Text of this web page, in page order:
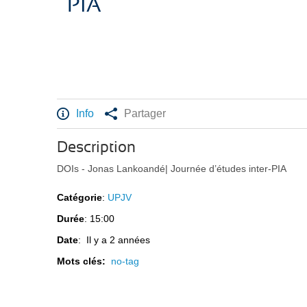
PIA
Info Partager
Description
DOIs - Jonas Lankoandé| Journée d’études inter-PIA
Catégorie: UPJV
Durée: 15:00
Date: Il y a 2 années
Mots clés: no-tag